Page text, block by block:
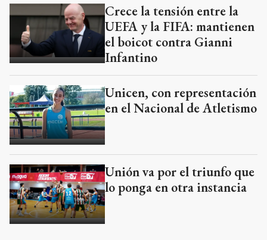
Crece la tensión entre la
UEFA y la FIFA: mantienen
el boicot contra Gianni
Infantino
Unicen, con representación
en el Nacional de Atletismo
Unión va por el triunfo que
lo ponga en otra instancia